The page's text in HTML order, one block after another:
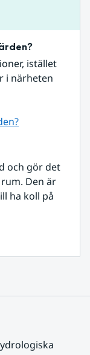
istället
i närheten
och gör det
Den är
ha koll på